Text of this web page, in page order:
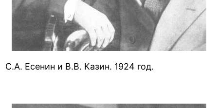
С.А. Есенин и В.В. Казин. 1924 год.